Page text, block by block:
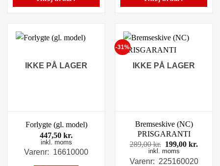
IKKE PÅ LAGER
Forlygte (gl. model)
447,50 kr.
inkl. moms
Varenr: 16610000
-31%
IKKE PÅ LAGER
Bremseskive (NC)
PRISGARANTI
289,00kr. Den
oprindelige
pris
199,00kr.
pris
inkl. moms
Varenr: 225160020